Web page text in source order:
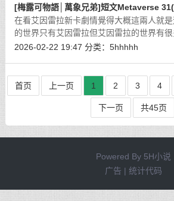
[梅露可物語│萬象兄弟]短文Metaverse
在看艾因雷拉新卡劇情覺得大概這兩人就
的世界只有艾因雷拉但艾因雷拉的世界有
2026-02-22 19:47 分类： 5hhhhh
首页 上一页 1 2 3 4
下一页 共45页
Powered By 5H小说
广告 | 统计代码